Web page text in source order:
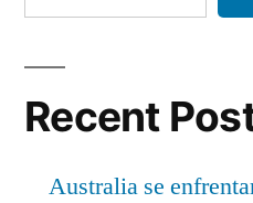
Recent
Australia se